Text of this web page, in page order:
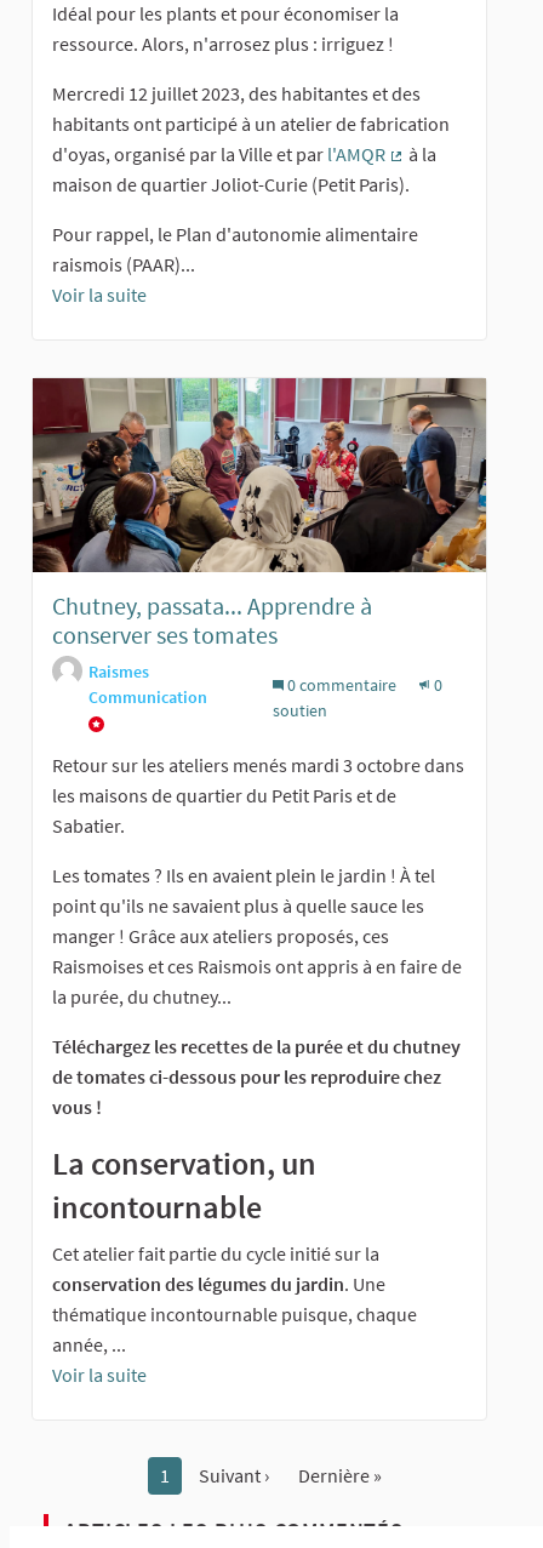
Idéal pour les plants et pour économiser la
ressource. Alors, n'arrosez plus : irriguez !
Mercredi 12 juillet 2023, des habitantes et des
habitants ont participé à un atelier de fabrication
d'oyas, organisé par la Ville et par l'AMQR
(Lien externe)
à la
maison de quartier Joliot-Curie (Petit Paris).
Pour rappel, le Plan d'autonomie alimentaire
raismois (PAAR)...
Voir la suite
Chutney, passata... Apprendre à
conserver ses tomates
Raismes
Communication
0 commentaire
0
soutien
Retour sur les ateliers menés mardi 3 octobre dans
les maisons de quartier du Petit Paris et de
Sabatier.
Les tomates ? Ils en avaient plein le jardin ! À tel
point qu'ils ne savaient plus à quelle sauce les
manger ! Grâce aux ateliers proposés, ces
Raismoises et ces Raismois ont appris à en faire de
la purée, du chutney...
Téléchargez les recettes de la purée et du chutney
de tomates ci-dessous pour les reproduire chez
vous !
La conservation, un
incontournable
Cet atelier fait partie du cycle initié sur la
conservation des légumes du jardin. Une
thématique incontournable puisque, chaque
année, ...
Voir la suite
1 Suivant › Dernière »
ARTICLES LES PLUS COMMENTÉS